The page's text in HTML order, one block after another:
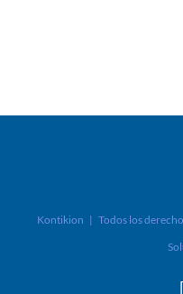
Kontikion | Todos los